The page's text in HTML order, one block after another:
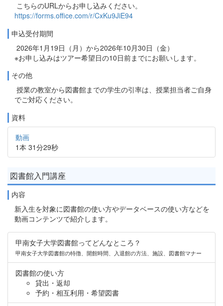
こちらのURLからお申し込みください。
https://forms.office.com/r/CxKu9JiE94
申込受付期間
2026年1月19日（月）から2026年10月30日（金）
※お申し込みはツアー希望日の10日前までにお願いします。
その他
授業の教室から図書館までの学生の引率は、授業担当者ご自身
でご対応ください。
資料
動画
1本 31分29秒
図書館入門講座
内容
新入生を対象に図書館の使い方やデータベースの使い方などを
動画コンテンツで紹介します。
甲南女子大学図書館ってどんなところ？
甲南女子大学図書館の特徴、開館時間、入退館の方法、施設、図書館マナー
図書館の使い方
貸出・返却
予約・相互利用・希望図書